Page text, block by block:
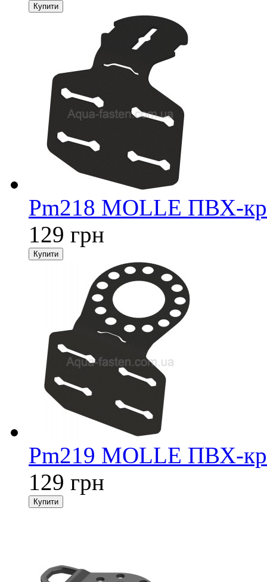
Pm218 MOLLE ПВХ-
129 грн
Pm219 MOLLE ПВХ-
129 грн